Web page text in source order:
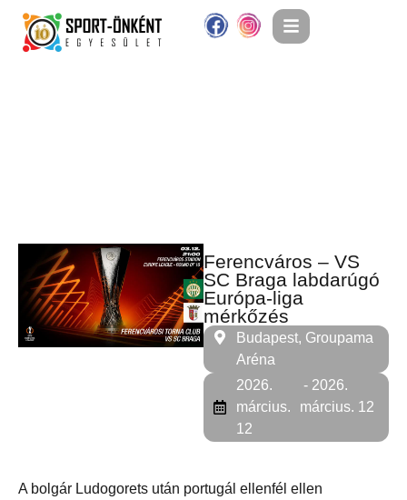
Ferencváros – VS
SC Braga labdarúgó
Európa-liga
mérkőzés
Budapest, Groupama
Aréna
2026.
március.
12
- 2026.
március. 12
A bolgár Ludogorets után portugál ellenfél ellen